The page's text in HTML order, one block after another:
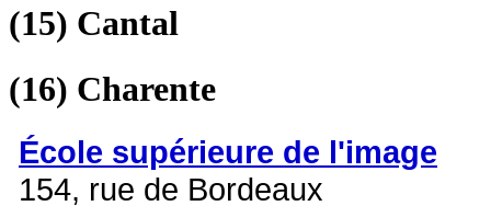
(15) Cantal
(16) Charente
École supérieure de l'image
154, rue de Bordeaux